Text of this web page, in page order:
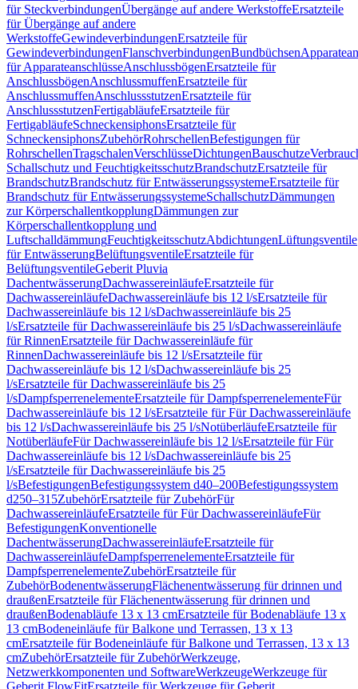
für SteckverbindungenÜbergänge auf andere WerkstoffeErsatzteile
für Übergänge auf andere
WerkstoffeGewindeverbindungenErsatzteile für
GewindeverbindungenFlanschverbindungenBundbüchsen
für ApparateanschlüsseAnschlussbögenErsatzteile für
AnschlussbögenAnschlussmuffenErsatzteile für
AnschlussmuffenAnschlussstutzenErsatzteile für
AnschlussstutzenFertigabläufeErsatzteile für
FertigabläufeSchneckensiphonsErsatzteile für
SchneckensiphonsZubehörRohrschellenBefestigungen für
RohrschellenTragschalenVerschlüsseDichtungenBauschutze
Schallschutz und FeuchtigkeitsschutzBrandschutzErsatzteile für
BrandschutzBrandschutz für EntwässerungssystemeErsatzteile für
Brandschutz für EntwässerungssystemeSchallschutzDämmungen
zur KörperschallentkopplungDämmungen zur
Körperschallentkopplung und
LuftschalldämmungFeuchtigkeitsschutzAbdichtungenLüftungsventile
für EntwässerungBelüftungsventileErsatzteile für
BelüftungsventileGeberit Pluvia
DachentwässerungDachwassereinläufeErsatzteile für
DachwassereinläufeDachwassereinläufe bis 12 l/sErsatzteile für
Dachwassereinläufe bis 12 l/sDachwassereinläufe bis 25
l/sErsatzteile für Dachwassereinläufe bis 25 l/sDachwassereinläufe
für RinnenErsatzteile für Dachwassereinläufe für
RinnenDachwassereinläufe bis 12 l/sErsatzteile für
Dachwassereinläufe bis 12 l/sDachwassereinläufe bis 25
l/sErsatzteile für Dachwassereinläufe bis 25
l/sDampfsperrenelementeErsatzteile für DampfsperrenelementeFür
Dachwassereinläufe bis 12 l/sErsatzteile für Für Dachwassereinläufe
bis 12 l/sDachwassereinläufe bis 25 l/sNotüberläufeErsatzteile für
NotüberläufeFür Dachwassereinläufe bis 12 l/sErsatzteile für Für
Dachwassereinläufe bis 12 l/sDachwassereinläufe bis 25
l/sErsatzteile für Dachwassereinläufe bis 25
l/sBefestigungenBefestigungssystem d40–200Befestigungssystem
d250–315ZubehörErsatzteile für ZubehörFür
DachwassereinläufeErsatzteile für Für DachwassereinläufeFür
BefestigungenKonventionelle
DachentwässerungDachwassereinläufeErsatzteile für
DachwassereinläufeDampfsperrenelementeErsatzteile für
DampfsperrenelementeZubehörErsatzteile für
ZubehörBodenentwässerungFlächenentwässerung für drinnen und
draußenErsatzteile für Flächenentwässerung für drinnen und
draußenBodenabläufe 13 x 13 cmErsatzteile für Bodenabläufe 13 x
13 cmBodeneinläufe für Balkone und Terrassen, 13 x 13
cmErsatzteile für Bodeneinläufe für Balkone und Terrassen, 13 x 13
cmZubehörErsatzteile für ZubehörWerkzeuge,
Netzwerkkomponenten und SoftwareWerkzeugeWerkzeuge für
Geberit FlowFitErsatzteile für Werkzeuge für Geberit